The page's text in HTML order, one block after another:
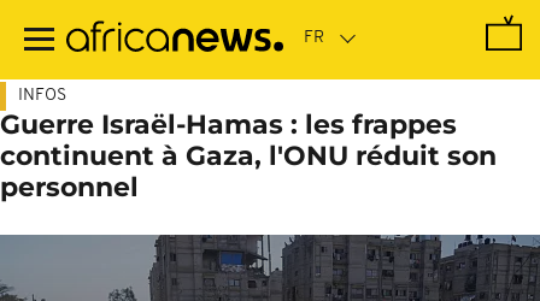
contenu
INFOS
Guerre Israël-Hamas : les frappes
continuent à Gaza, l'ONU réduit son
personnel